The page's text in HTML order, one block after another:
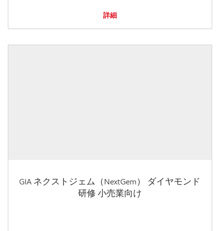
詳細
GIA ネクストジェム（NextGem） ダイヤモンド
研修 小売業向け